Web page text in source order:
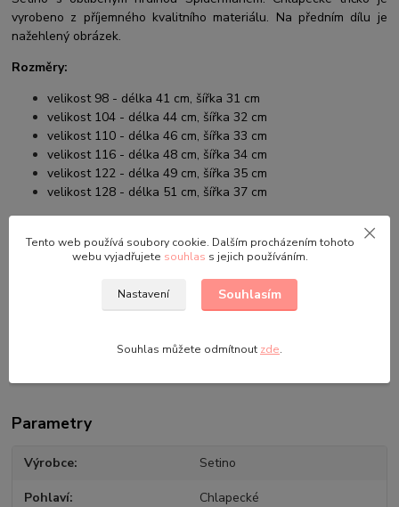
vyrobeno z příjemného kvalitního materiálu. Na předním dílu je
nažehlený obrázek.
Rozměry:
velikost 98 - délka 41 cm, šířka 31 cm
velikost 104 - délka 44 cm, šířka 32 cm
velikost 110 - délka 46 cm, šířka 33 cm
velikost 116 - délka 48 cm, šířka 34 cm
velikost 122 - délka 49 cm, šířka 35 cm
velikost 128 - délka 51 cm, šířka 37 cm
Údržba a praní:Prát v pračce při maximální teplotě vody 30°C,
110°C, nebělit, nesušit v sušičce.
Záleží na nastavení Vašeho monitoru a na kvalitě použité fotografie.
Parametry
Výrobce Setino
Pohlaví Chlapecké
Tento web používá soubory cookie. Dalším procházením tohoto
webu vyjadřujete souhlas s jejich používáním.
Nastavení Souhlasím
Souhlas můžete odmítnout zde.